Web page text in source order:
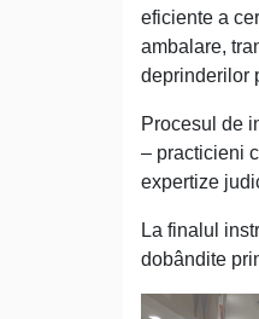
eficiente a
ambalare,
deprinderilor
Procesul de
– practicieni
expertize
La finalul
dobândite